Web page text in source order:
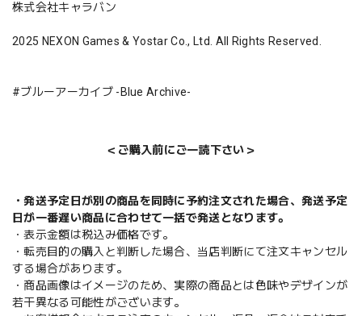
株式会社キャラバン
2025 NEXON Games & Yostar Co., Ltd. All Rights Reserved.
#ブルーアーカイブ -Blue Archive-
＜ご購入前にご一読下さい＞
・発送予定日が別の商品を同時に予約注文された場合、発送予定
日が一番遅い商品に合わせて一括で発送となります。
・表示金額は税込み価格です。
・転売目的の購入と判断した場合、当店判断にて注文キャンセル
する場合があります。
・商品画像はイメージのため、実際の商品とは色味やデザインが
若干異なる可能性がございます。